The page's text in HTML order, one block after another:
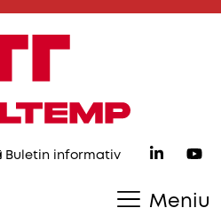
Buletin informativ
Meniu